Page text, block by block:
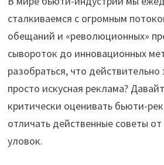
сталкиваемся с огромным
обещаний и «революционных»
сывороток до инновационных
разобраться, что
просто искусная реклама?
критически оценивать бьюти-
отличать действенные советы
уловок.